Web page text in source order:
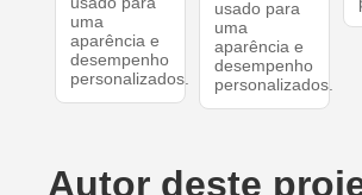
uma
aparência e
desempenho
personalizados.
usado para
uma
aparência e
desempenho
personalizados.
Autor deste